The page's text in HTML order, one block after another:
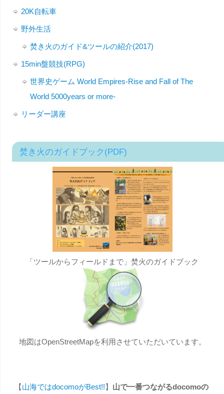
20K自転車
野外生活
焚き火のガイド&ツールの紹介(2017)
15min盤競技(RPG)
世界史ゲーム World Empires-Rise and Fall of The
World 5000years or more-
リーダー講座
焚き火のガイドブック(PDF)
「ツールからフィールドまで」焚火のガイドブック
地図はOpenStreetMapを利用させていただいています。
【山海ではdocomoがBest!!】 山で一番つながるdocomoの